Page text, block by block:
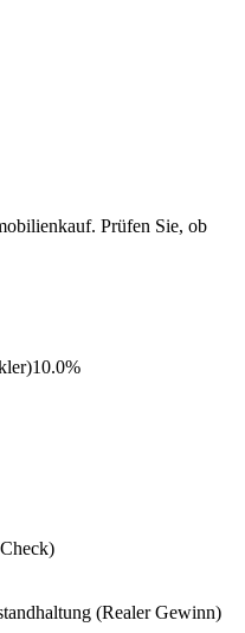
Prüfen Sie, ob
10.0%
(Realer Gewinn)